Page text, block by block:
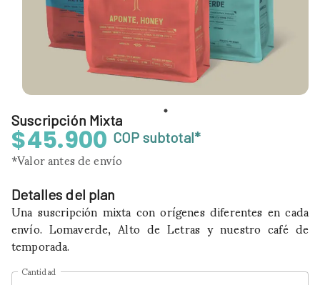
Suscripción Mixta
$45.900 COP subtotal*
*Valor antes de envío
Detalles del plan
Una suscripción mixta con orígenes diferentes en cada
envío. Lomaverde, Alto de Letras y nuestro café de
temporada.
Cantidad